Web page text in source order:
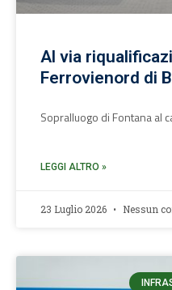
Al via
Ferrovienord di
Sopralluogo di Fontana al
LEGGI ALTRO »
23 Luglio 2026 Nessun